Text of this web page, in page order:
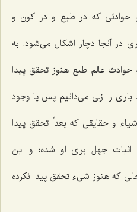
حوادثى كه در طبع و در كون و
در آنجا دچار اشكال مى‌شود. به
عالم طبع هنوز تحقق پیدا
را ازلى مى‌دانیم پس یا وجود
و حقایقى كه بعداً تحقق پیدا
اثبات جهل براى او شده؛ و این
كه هنوز شیء تحقق پیدا نكرده